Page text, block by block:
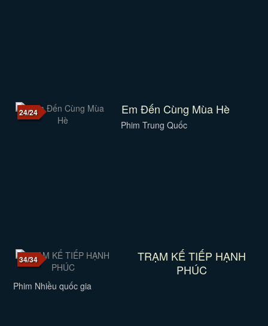
24/24 Em Đến Cùng Mùa Hè
Phim Trung Quốc
34/34
TRẠM KẾ TIẾP HẠNH
PHÚC
Phim Nhiều quốc gia